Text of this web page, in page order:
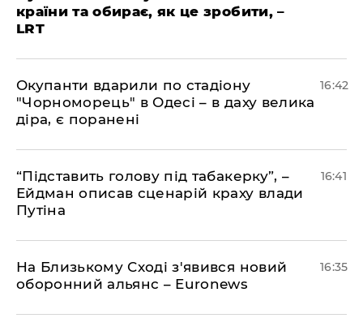
країни та обирає, як це зробити, –
LRT
​Окупанти вдарили по стадіону
"Чорноморець" в Одесі – в даху велика
діра, є поранені
16:42
​“Підставить голову під табакерку”, –
Ейдман описав сценарій краху влади
Путіна
16:41
На Близькому Сході з'явився новий
оборонний альянс – Euronews
16:35